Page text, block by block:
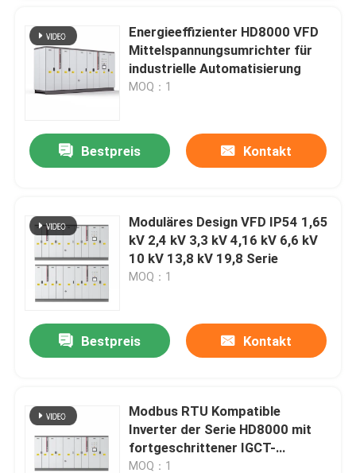
Energieeffizienter HD8000 VFD
Mittelspannungsumrichter für
industrielle Automatisierung
MOQ：1
Bestpreis Kontakt
Moduläres Design VFD IP54 1,65
kV 2,4 kV 3,3 kV 4,16 kV 6,6 kV
10 kV 13,8 kV 19,8 Serie
MOQ：1
Bestpreis Kontakt
Modbus RTU Kompatible
Inverter der Serie HD8000 mit
fortgeschrittener IGCT-
Schutztechnologie und IP54
MOQ：1